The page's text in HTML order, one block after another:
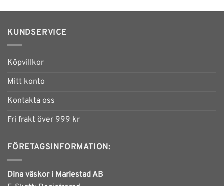
har
produktsidan
KUNDSERVICE
Köpvillkor
Mitt konto
Kontakta oss
Fri frakt över 999 kr
FÖRETAGSINFORMATION:
Dina väskor i Mariestad AB